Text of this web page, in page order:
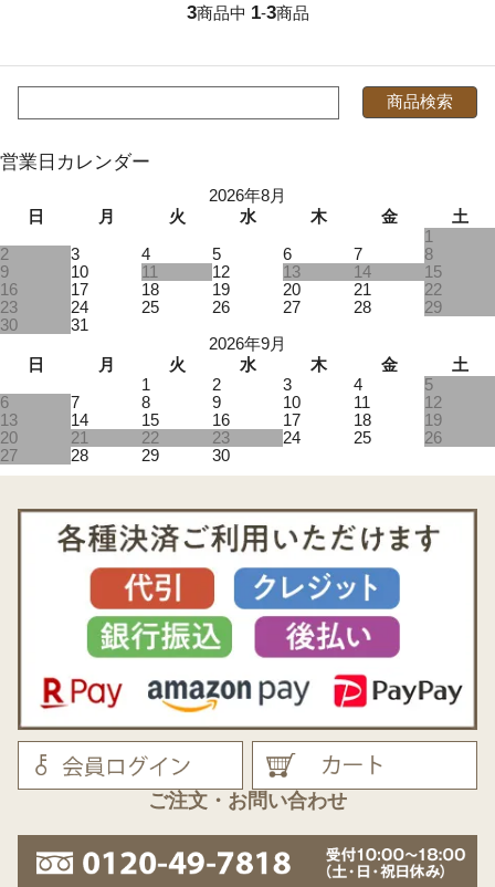
3商品中 1-3商品
営業日カレンダー
2026年8月
日
月 火 水 木 金
土
1
2
3 4 5 6 7
8
9
10 11 12 13 14
15
16
17 18 19 20 21
22
23
24 25 26 27 28
29
30
31
2026年9月
日
月 火 水 木 金
土
1
2 3 4
5
6
7 8 9 10 11
12
13
14 15 16 17 18
19
20
21 22 23 24 25
26
27
28 29 30
ご注文・お問い合わせ